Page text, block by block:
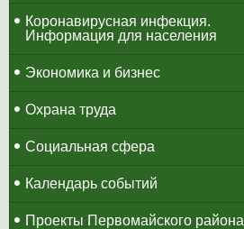
Коронавирусная инфекция.
Информация для населения
Экономика и бизнес
Охрана труда
Социальная сфера
Календарь событий
Проекты Первомайского района